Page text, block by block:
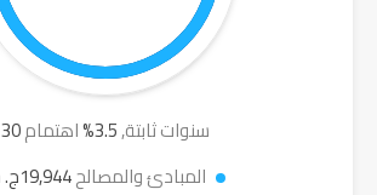
30 سنوات ثابتة,3.5
%اهتمام
المبادئ والمصالح19,944ج. م.